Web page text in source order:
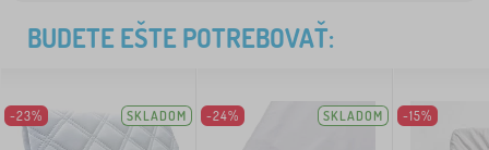
BUDETE EŠTE POTREBOVAŤ:
-23% SKLADOM -24% SKLADOM -15%